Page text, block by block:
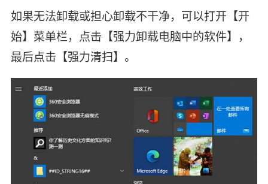
如果无法卸载或担心卸载不干净，可以打开【开
始】菜单栏，点击【强力卸载电脑中的软件】，
最后点击【强力清扫】。